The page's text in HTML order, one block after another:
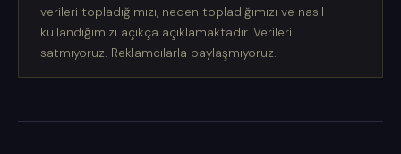
verileri topladığımızı, neden topladığımızı ve nasıl
kullandığımızı açıkça açıklamaktadır. Verileri
satmıyoruz. Reklamcılarla paylaşmıyoruz.